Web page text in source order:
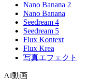
Nano Banana 2
Nano Banana
Seedream 4
Seedream 5
Flux Kontext
Flux Krea
写真エフェクト
AI動画